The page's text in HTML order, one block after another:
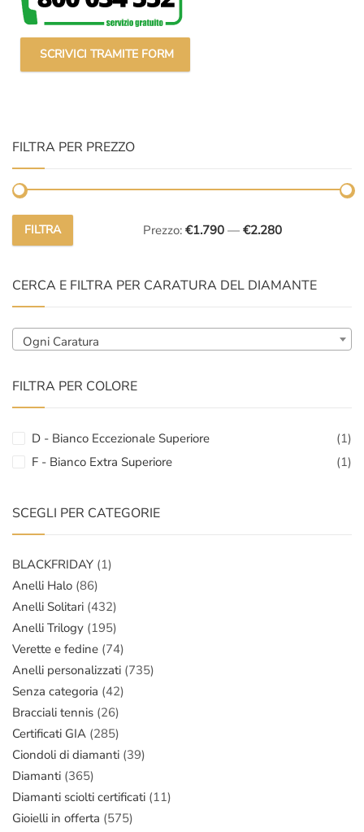
SCRIVICI TRAMITE FORM
FILTRA PER PREZZO
Prezzo
Prezzo
FILTRA Prezzo: €1.790 — €2.280
CERCA E FILTRA PER CARATURA DEL DIAMANTE
Ogni Caratura
FILTRA PER COLORE
D - Bianco Eccezionale Superiore
(1)
F - Bianco Extra Superiore
(1)
SCEGLI PER CATEGORIE
BLACKFRIDAY (1)
Anelli Halo (86)
Anelli Solitari (432)
Anelli Trilogy (195)
Verette e fedine (74)
Anelli personalizzati (735)
Senza categoria (42)
Bracciali tennis (26)
Certificati GIA (285)
Ciondoli di diamanti (39)
Diamanti (365)
Diamanti sciolti certificati (11)
Gioielli in offerta (575)